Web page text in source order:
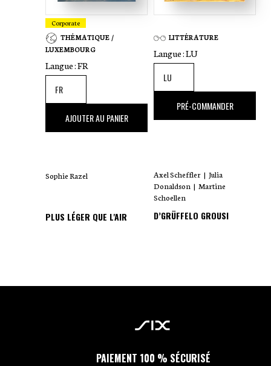
Corporate
THÉMATIQUE /
LUXEMBOURG
Langue :FR
,00 €
AJOUTER AU PANIER
Sophie Razel
PLUS LÉGER QUE L'AIR
LITTÉRATURE
Langue :LU
,00 €
PRÉ-COMMANDER
Axel Scheffler | Julia
Donaldson | Martine
Schoellen
D’GRÜFFELO GROUSI
PAIEMENT 100 % SÉCURISÉ